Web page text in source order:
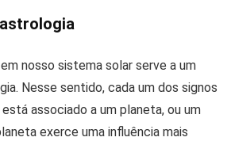
nosso sistema solar serve a um
Nesse sentido, cada um dos signos
associado a um planeta, ou um
exerce uma influência mais